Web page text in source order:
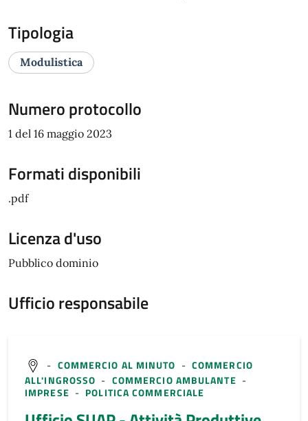
Tipologia
Modulistica
Numero protocollo
1 del 16 maggio 2023
Formati disponibili
.pdf
Licenza d'uso
Pubblico dominio
Ufficio responsabile
- COMMERCIO AL MINUTO - COMMERCIO
ALL'INGROSSO - COMMERCIO AMBULANTE -
IMPRESE - POLITICA COMMERCIALE